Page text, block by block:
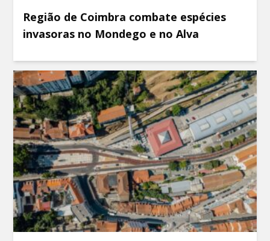
Região de Coimbra combate espécies
invasoras no Mondego e no Alva